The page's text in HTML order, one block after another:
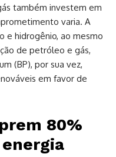
também investem em
varia. A
e hidrogênio, ao mesmo
de petróleo e gás,
(BP), por sua vez,
em favor de
80%